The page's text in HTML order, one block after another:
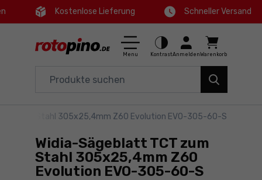
Hauptmenü
Informationen zum Produkt
Kaufen
Ausführliche Informationen
Kostenlose Lieferung Schneller Versand
Menu KontrastAnmeldenWarenkorb
Haus und Garten
Angebote
zum Stahl 305x25,4mm Z60 Evolution EVO-305-60-S
Widia-Sägeblatt TCT zum
Stahl 305x25,4mm Z60
Evolution EVO-305-60-S